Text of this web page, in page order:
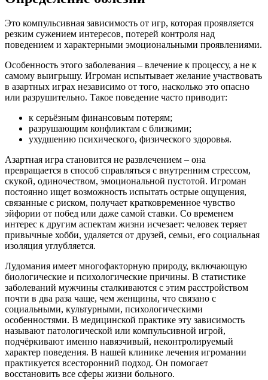
Это компульсивная зависимость от игр, которая проявляется
резким сужением интересов, потерей контроля над
поведением и характерными эмоциональными проявлениями.
Особенность этого заболевания – влечение к процессу, а не к
самому выигрышу. Игроман испытывает желание участвовать
в азартных играх независимо от того, насколько это опасно
или разрушительно. Такое поведение часто приводит:
к серьёзным финансовым потерям;
разрушающим конфликтам с близкими;
ухудшению психического, физического здоровья.
Азартная игра становится не развлечением – она
превращается в способ справляться с внутренним стрессом,
скукой, одиночеством, эмоциональной пустотой. Игроман
постоянно ищет возможность испытать острые ощущения,
связанные с риском, получает кратковременное чувство
эйфории от побед или даже самой ставки. Со временем
интерес к другим аспектам жизни исчезает: человек теряет
привычные хобби, удаляется от друзей, семьи, его социальная
изоляция углубляется.
Лудомания имеет многофакторную природу, включающую
биологические и психологические причины. В статистике
заболеваний мужчины сталкиваются с этим расстройством
почти в два раза чаще, чем женщины, что связано с
социальными, культурными, психологическими
особенностями. В медицинской практике эту зависимость
называют патологической или компульсивной игрой,
подчёркивают именно навязчивый, неконтролируемый
характер поведения. В нашей клинике лечения игромании
практикуется всесторонний подход. Он помогает
восстановить все сферы жизни больного.